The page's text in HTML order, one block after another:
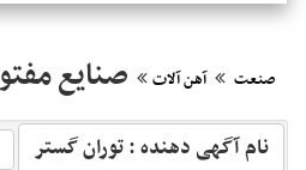
صنعت آهن آلات صنایع
نام آگهی دهنده : توران گستر